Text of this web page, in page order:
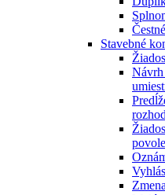
Stavebné
Návrh